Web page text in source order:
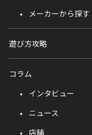
メーカーから探す
遊び方攻略
コラム
インタビュー
ニュース
店舗